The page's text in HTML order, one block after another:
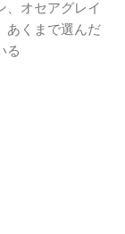
、オセアグレイ
くまで選んだ
る